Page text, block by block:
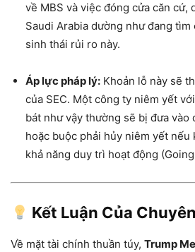
về MBS và việc đóng cửa căn cứ,
Saudi Arabia dường như đang
sinh thái rủi ro này.
Áp lực pháp lý: Khoản lỗ này sẽ
của SEC. Một công ty niêm yết
bát như vậy thường sẽ bị đưa vào
hoặc buộc phải hủy niêm yết
khả năng duy trì hoạt động
Kết Luận Của
Về mặt tài chính thuần túy, Trump